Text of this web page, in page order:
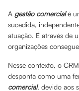
A gestão comercialé
sucedida,
atuação. É através de
organizações
Nesse contexto, o
desponta como uma
comercial, devido aos